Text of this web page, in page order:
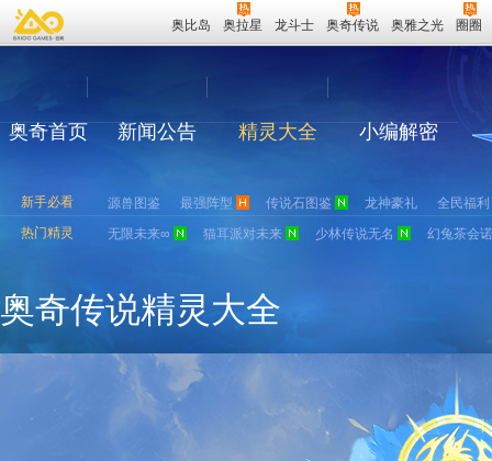
奥比岛 奥拉星 龙斗士 奥奇传说 奥雅之光 圈圈
奥奇首页 新闻公告 精灵大全 小编解密
新手必看 源兽图鉴 最强阵型 传说石图鉴 龙神豪礼
全民福利
热门精灵
无限未来∞ 猫耳派对未来 少林传说无名 幻兔茶会
奥奇传说精灵大全